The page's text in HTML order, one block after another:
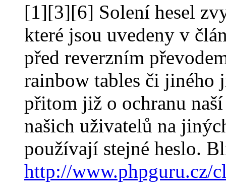
[1][3][6] Solení hesel
které jsou uvedeny v
před reverzním
rainbow tables či jiného
přitom již o ochranu
našich uživatelů na
používají stejné heslo.
http://www.phpguru.cz/